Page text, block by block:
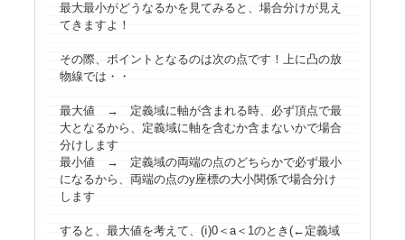
最大最小がどうなるかを見てみると、場合分けが見え
てきますよ！
その際、ポイントとなるのは次の点です！上に凸の放
物線では・・
最大値 → 定義域に軸が含まれる時、必ず頂点で最
大となるから、定義域に軸を含むか含まないかで場合
分けします
最小値 → 定義域の両端の点のどちらかで必ず最小
になるから、両端の点のy座標の大小関係で場合分け
します
すると、最大値を考えて、(ⅰ)0＜ a＜1のとき(←定義域